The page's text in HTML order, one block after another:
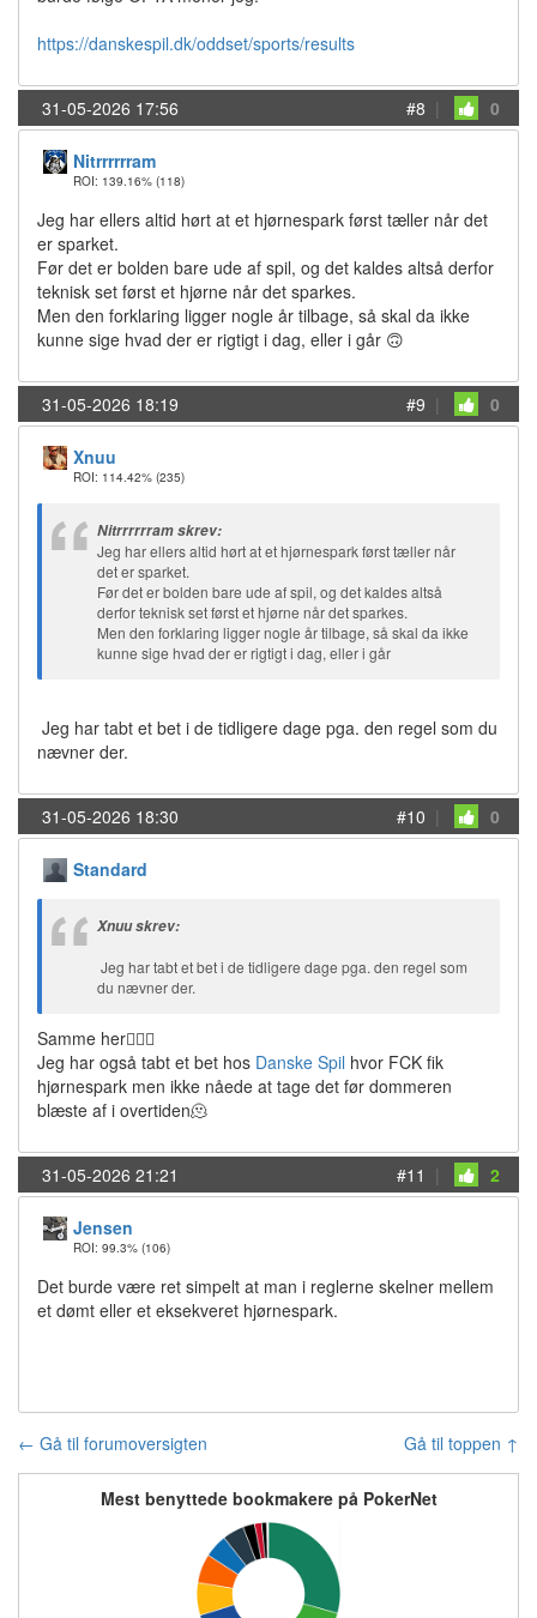
https://danskespil.dk/oddset/sports/results
31-05-2026 17:56 #8 | 0
Nitrrrrrram
ROI: 139.16% (118)
Jeg har ellers altid hørt at et hjørnespark først tæller når det
er sparket.
Før det er bolden bare ude af spil, og det kaldes altså derfor
teknisk set først et hjørne når det sparkes.
Men den forklaring ligger nogle år tilbage, så skal da ikke
kunne sige hvad der er rigtigt i dag, eller i går 🙃
31-05-2026 18:19 #9 | 0
Xnuu
ROI: 114.42% (235)
Nitrrrrrram skrev:
Jeg har ellers altid hørt at et hjørnespark først tæller når
det er sparket.
Før det er bolden bare ude af spil, og det kaldes altså
derfor teknisk set først et hjørne når det sparkes.
Men den forklaring ligger nogle år tilbage, så skal da ikke
kunne sige hvad der er rigtigt i dag, eller i går
Jeg har tabt et bet i de tidligere dage pga. den regel som du
nævner der.
31-05-2026 18:30 #10 | 0
Standard
Xnuu skrev:
Jeg har tabt et bet i de tidligere dage pga. den regel som
du nævner der.
Samme her🙋🏻‍♂️
Jeg har også tabt et bet hos Danske Spil hvor FCK fik
hjørnespark men ikke nåede at tage det før dommeren
blæste af i overtiden🫠
31-05-2026 21:21 #11 | 2
Jensen
ROI: 99.3% (106)
Det burde være ret simpelt at man i reglerne skelner mellem
et dømt eller et eksekveret hjørnespark.
← Gå til forumoversigten Gå til toppen ↑
Mest benyttede bookmakere på PokerNet